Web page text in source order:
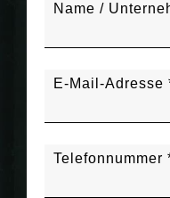
Name /
E-Mail-Adresse
Telefonnummer